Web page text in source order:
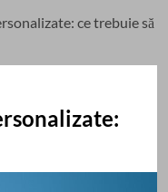
ce trebuie să